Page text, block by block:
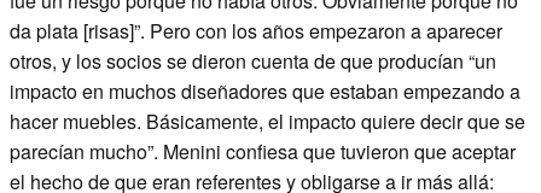
da plata [risas]”. Pero con los años empezaron a aparecer
otros, y los socios se dieron cuenta de que producían “un
impacto en muchos diseñadores que estaban empezando a
hacer muebles. Básicamente, el impacto quiere decir que se
parecían mucho”. Menini confiesa que tuvieron que aceptar
el hecho de que eran referentes y obligarse a ir más allá: